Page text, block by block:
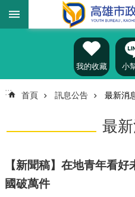
跳到主要內容區塊
識
訊
息
我的收藏 小
::: 首頁 訊息公告 最新消
最
【新聞稿】在地青年看
國破萬件